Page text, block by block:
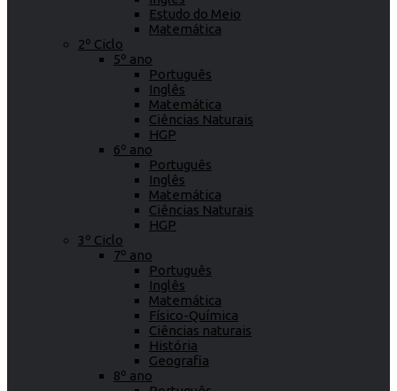
Estudo do Meio
Matemática
2º Ciclo
5º ano
Português
Inglês
Matemática
Ciências Naturais
HGP
6º ano
Português
Inglês
Matemática
Ciências Naturais
HGP
3º Ciclo
7º ano
Português
Inglês
Matemática
Físico-Química
Ciências naturais
História
Geografia
8º ano